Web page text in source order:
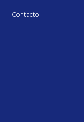
Contacto